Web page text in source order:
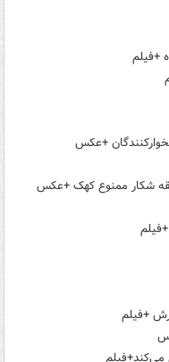
+فیلم
+عکس
شکار ممنوع کهک +عکس
+فیلم
می‌کند+فیلم